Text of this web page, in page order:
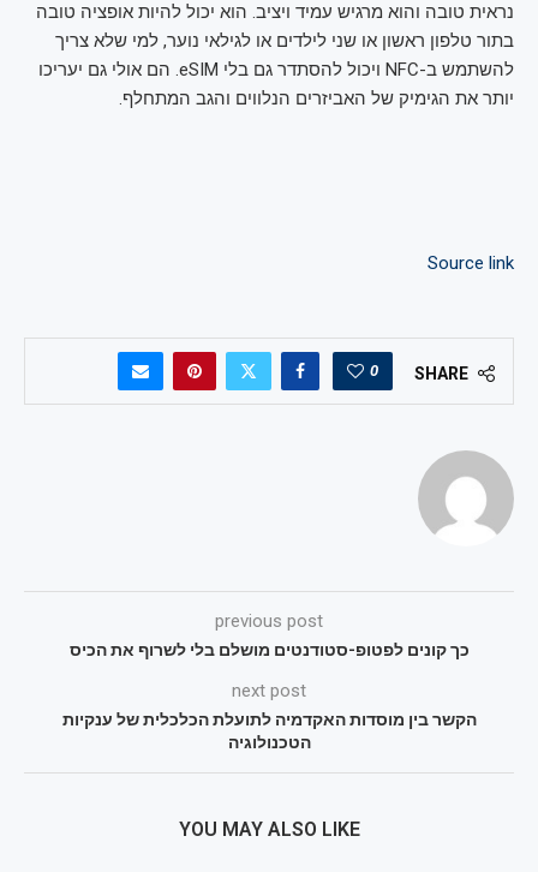
נראית טובה והוא מרגיש עמיד ויציב. הוא יכול להיות אופציה טובה
בתור טלפון ראשון או שני לילדים או לגילאי נוער, למי שלא צריך
להשתמש ב-NFC ויכול להסתדר גם בלי eSIM. הם אולי גם יעריכו
יותר את הגימיק של האביזרים הנלווים והגב המתחלף.
Source link
SHARE
0
previous post
כך קונים לפטופ-סטודנטים מושלם בלי לשרוף את הכיס
next post
הקשר בין מוסדות האקדמיה לתועלת הכלכלית של ענקיות
הטכנולוגיה
YOU MAY ALSO LIKE